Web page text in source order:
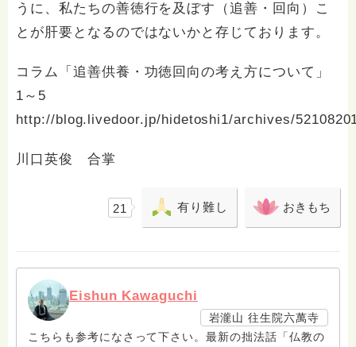
うに、私たちの善徳行を及ぼす（追善・回向）こ
とが肝要となるのではないかと存じております。
コラム「追善供養・功徳回向の考え方について」
1～5
http://blog.livedoor.jp/hidetoshi1/archives/
川口英俊 合掌
21 有り難し おきもち
Eishun Kawaguchi
岩瀧山 往生院六萬寺
こちらも参考になさって下さい。最新の拙法話「仏教の